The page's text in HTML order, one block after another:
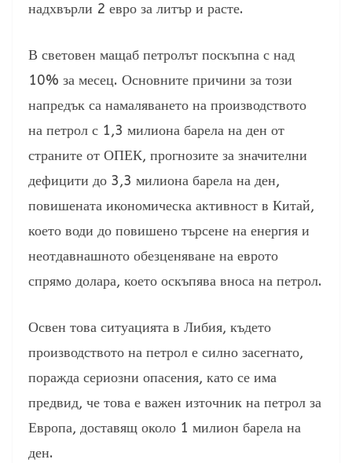
надхвърли 2 евро за литър и расте.
В световен мащаб петролът поскъпна с над
10% за месец. Основните причини за този
напредък са намаляването на производството
на петрол с 1,3 милиона барела на ден от
страните от ОПЕК, прогнозите за значителни
дефицити до 3,3 милиона барела на ден,
повишената икономическа активност в Китай,
което води до повишено търсене на енергия и
неотдавнашното обезценяване на еврото
спрямо долара, което оскъпява вноса на петрол.
Освен това ситуацията в Либия, където
производството на петрол е силно засегнато,
поражда сериозни опасения, като се има
предвид, че това е важен източник на петрол за
Европа, доставящ около 1 милион барела на
ден.